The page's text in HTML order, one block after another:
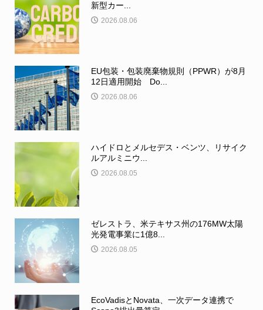
新型カー...
2026.08.06
EU包装・包装廃棄物規則（PPWR）が8月
12日適用開始 Do...
2026.08.06
ハイドロとメルセデス・ベンツ、リサイク
ルアルミニウ...
2026.08.05
ゼレストラ、米テキサス州の176MW太陽
光発電事業に1億8...
2026.08.05
EcoVadisとNovata、一次データ連携で